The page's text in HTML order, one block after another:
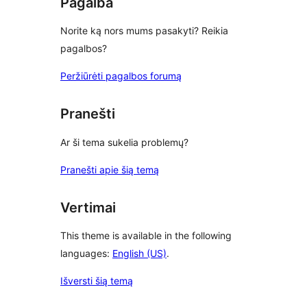
Norite ką nors mums pasakyti? Reikia
pagalbos?
Peržiūrėti pagalbos forumą
Pranešti
Ar ši tema sukelia problemų?
Pranešti apie šią temą
Vertimai
This theme is available in the following
languages: English (US).
Išversti šią temą